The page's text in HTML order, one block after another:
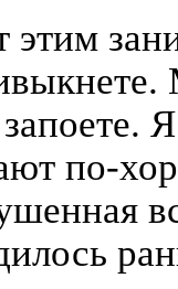
этим
по-